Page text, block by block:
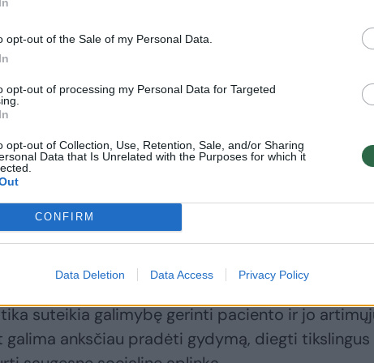
opt-out of the Sale of my Personal Data.
opt-out of processing my Personal Data for Targeted
opt-out of Collection, Use, Retention, Sale, and/or Sharing
Data that Is Unrelated with the Purposes for which it
CONFIRM
Data Deletion Data Access Privacy Policy
atrodo, kad viskas gerai: senjoras sklandžiai
Tačiau nuolat nebūdami šalia, artimieji
savimi, ar nepasimeta įprastoje aplinkoje, ar
„Senjoro“ organizacijos vadovas Modestas
svarbu – tai pabrėžia ir gydytojai. Medicinos
Rūta Kaladytė-Lokominienė dalinasi, kad
suteikia galimybę gerinti paciento ir jo
anksčiau pradėti gydymą, diegti tikslingus